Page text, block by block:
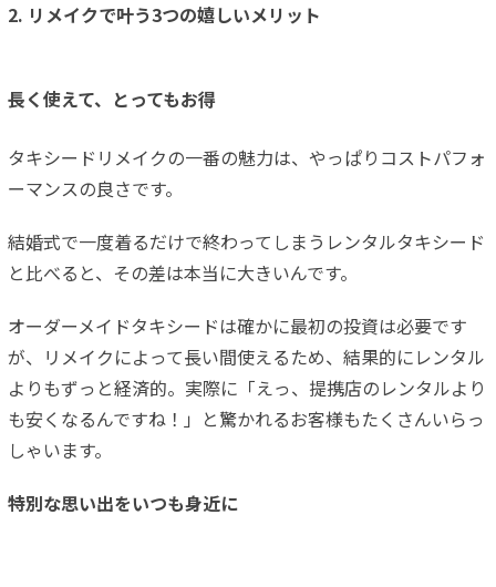
2. リメイクで叶う3つの嬉しいメリット
長く使えて、とってもお得
タキシードリメイクの一番の魅力は、やっぱりコストパフォ
ーマンスの良さです。
結婚式で一度着るだけで終わってしまうレンタルタキシード
と比べると、その差は本当に大きいんです。
オーダーメイドタキシードは確かに最初の投資は必要です
が、リメイクによって長い間使えるため、結果的にレンタル
よりもずっと経済的。実際に「えっ、提携店のレンタルより
も安くなるんですね！」と驚かれるお客様もたくさんいらっ
しゃいます。
特別な思い出をいつも身近に